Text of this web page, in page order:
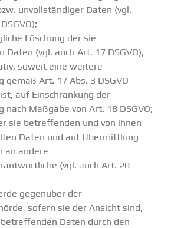
unvollständiger Daten (vgl.
Löschung der sie
Daten (vgl. auch Art. 17 DSGVO),
soweit eine weitere
gemäß Art. 17 Abs. 3 DSGVO
auf Einschränkung der
nach Maßgabe von Art. 18 DSGVO;
sie betreffenden und von ihnen
Daten und auf Übermittlung
an andere
(vgl. auch Art. 20
gegenüber der
sofern sie der Ansicht sind,
Daten durch den